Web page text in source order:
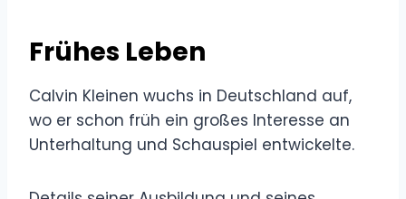
Frühes Leben
Calvin Kleinen wuchs in Deutschland auf,
wo er schon früh ein großes Interesse an
Unterhaltung und Schauspiel entwickelte.